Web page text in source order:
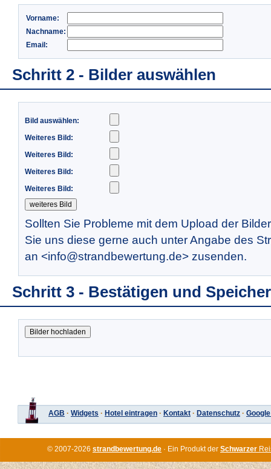
Vorname:
Nachname:
Email:
Schritt 2 - Bilder auswählen
Bild auswählen:
Weiteres Bild:
Weiteres Bild:
Weiteres Bild:
Weiteres Bild:
Sollten Sie Probleme mit dem Upload der
Sie uns diese gerne auch unter Angabe des
an <info@strandbewertung.de> zusenden.
Schritt 3 - Bestätigen und
AGB · Widgets · Hotel eintragen · Kontakt · Datenschutz ·
© 2007-2026 strandbewertung.de · Ein Produkt der Schwarzer